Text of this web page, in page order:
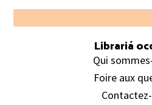
Footer
Librariá
Qui
Foire aux